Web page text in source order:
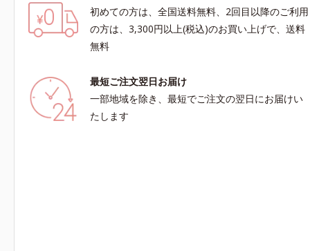
初めての方は、全国送料無料、2回目以降のご利用
の方は、3,300円以上(税込)のお買い上げで、送料
無料
最短ご注文翌日お届け
一部地域を除き、最短でご注文の翌日にお届けい
たします